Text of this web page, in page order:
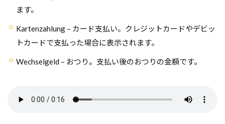
ます。
Kartenzahlung – カード支払い。クレジットカードやデビッ
トカードで支払った場合に表示されます。
Wechselgeld – おつり。支払い後のおつりの金額です。